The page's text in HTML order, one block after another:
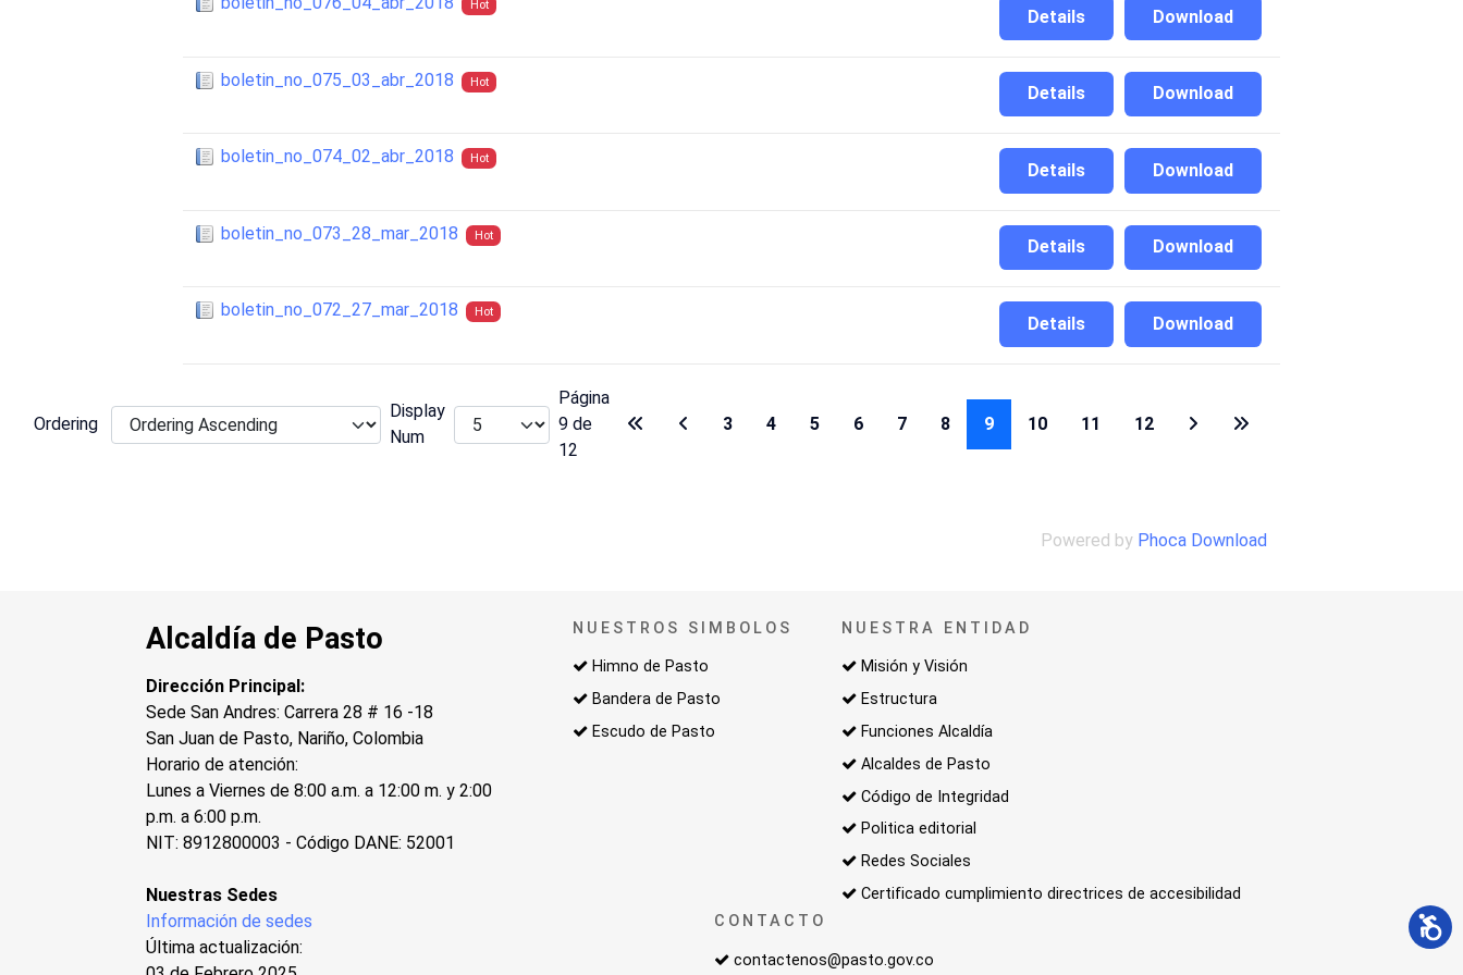
Hot
Download
Details
boletin_no_075_03_abr_2018 Hot
Download
Details
boletin_no_074_02_abr_2018 Hot
Download
Details
boletin_no_073_28_mar_2018 Hot
Download
Details
boletin_no_072_27_mar_2018 Hot
Download
Details
Ordering
Display
Num
Página
9 de
12
3 4 5 6 7 8 9 10 11 12
Powered by Phoca Download
Alcaldía de Pasto
Dirección Principal:
Sede San Andres: Carrera 28 # 16 -18
San Juan de Pasto, Nariño, Colombia
Horario de atención:
Lunes a Viernes de 8:00 a.m. a 12:00 m. y 2:00
p.m. a 6:00 p.m.
NIT: 8912800003 - Código DANE: 52001
Nuestras Sedes
Información de sedes
Última actualización:
NUESTROS SIMBOLOS
Himno de Pasto
Bandera de Pasto
Escudo de Pasto
NUESTRA ENTIDAD
Misión y Visión
Estructura
Funciones Alcaldía
Alcaldes de Pasto
Código de Integridad
Politica editorial
Redes Sociales
Certificado cumplimiento directrices de accesibilidad
CONTACTO
contactenos@pasto.gov.co